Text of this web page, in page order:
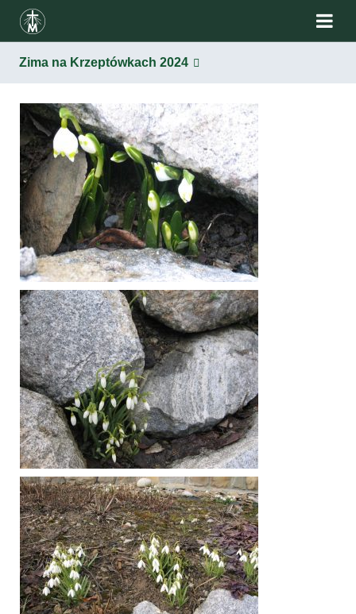
Zima na Krzeptówkach 2024